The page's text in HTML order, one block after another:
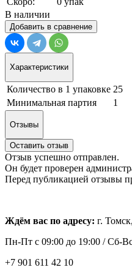
В наличии
Добавить в сравнение
Характеристики
Количество в 1 упаковке 25
Минимальная партия
1
Отзывы
Оставить отзыв
Отзыв успешно отправлен.
Он будет проверен
Перед публикацией отзывы
Ждём вас по адресу: г.
Пн-Пт с 09:00 до 19:00 /Сб-
+7 901 611 42 10